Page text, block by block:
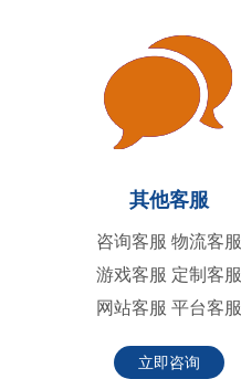
其他客服
咨询客服 物流客服
游戏客服 定制客服
网站客服 平台客服
立即咨询